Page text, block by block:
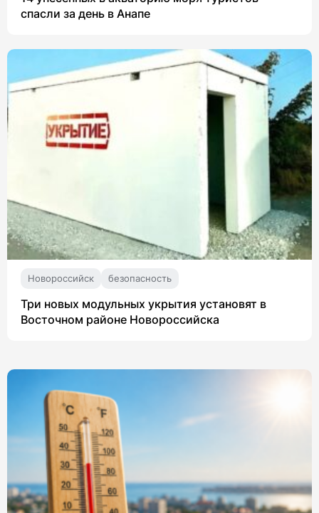
спасли за день в Анапе
Новороссийск безопасность
Три новых модульных укрытия установят в
Восточном районе Новороссийска